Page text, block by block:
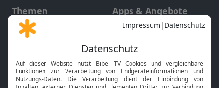
Themen
Gott und Bibel erklärt
Neuigkeiten
Apps & Angebote
Mobile App
Smart TV
HbbTV